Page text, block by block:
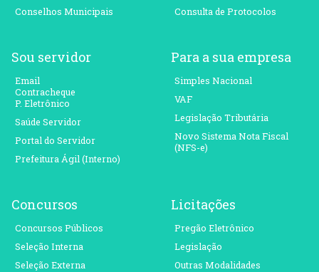
Conselhos Municipais
Consulta de Protocolos
Sou servidor
Email
Contracheque
P. Eletrônico
Saúde Servidor
Portal do Servidor
Prefeitura Ágil (Interno)
Para a sua empresa
Simples Nacional
VAF
Legislação Tributária
Novo Sistema Nota Fiscal
(NFS-e)
Concursos
Concursos Públicos
Seleção Interna
Seleção Externa
Licitações
Pregão Eletrônico
Legislação
Outras Modalidades